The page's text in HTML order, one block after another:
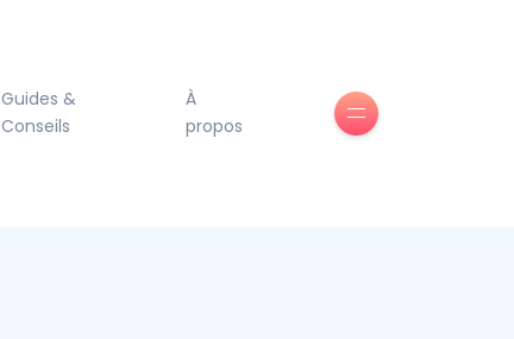
Guides &
Conseils
À
propos